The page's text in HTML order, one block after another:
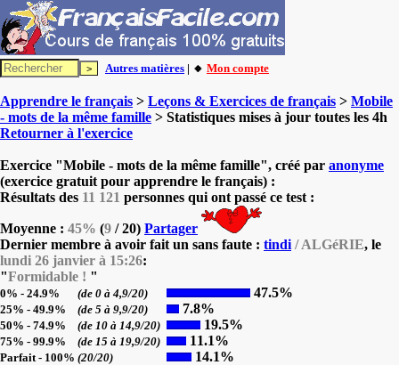
Autres matières | 🔸 Mon compte
Apprendre le français > Leçons & Exercices de français > Mobile
- mots de la même famille > Statistiques mises à jour toutes les 4h
Retourner à l'exercice
Exercice "Mobile - mots de la même famille", créé par anonyme
(exercice gratuit pour apprendre le français) :
Résultats des 11 121 personnes qui ont passé ce test :
Moyenne : 45% (9 / 20) Partager
Dernier membre à avoir fait un sans faute : tindi / ALGéRIE, le
lundi 26 janvier à 15:26:
"Formidable ! "
0% - 24.9% (de 0 à 4,9/20) 47.5%
25% - 49.9% (de 5 à 9,9/20) 7.8%
50% - 74.9% (de 10 à 14,9/20) 19.5%
75% - 99.9% (de 15 à 19,9/20) 11.1%
Parfait - 100% (20/20) 14.1%